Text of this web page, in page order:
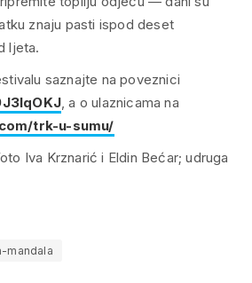
znaju pasti ispod deset
ljeta.
saznajte na poveznici
, a o ulaznicama na
trk-u-sumu/
Iva Krznarić i Eldin Bećar; udruga
mandala